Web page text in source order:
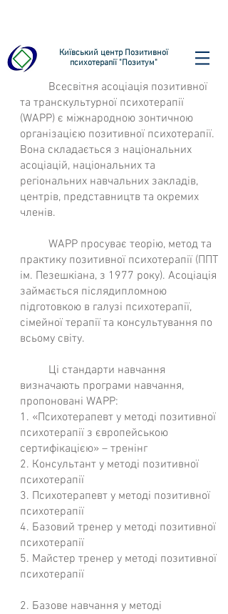
Київський центр Позитивної
психотерапії "Позитум"
Всесвітня асоціація позитивної
та транскультурної психотерапії
(WAPP) є міжнародною зонтичною
організацією позитивної психотерапії.
Вона складається з національних
асоціацій, національних та
регіональних навчальних закладів,
центрів, представництв та окремих
членів.
WAPP просуває теорію, метод та
практику позитивної психотерапії (ППТ
ім. Пезешкіана, з 1977 року). Асоціація
займається післядипломною
підготовкою в галузі психотерапії,
сімейної терапії та консультування по
всьому світу.
Ці стандарти навчання
визначають програми навчання,
пропоновані WAPP:
1. «Психотерапевт у методі позитивної
психотерапії з європейською
сертифікацією» – тренінг
2. Консультант у методі позитивної
психотерапії
3. Психотерапевт у методі позитивної
психотерапії
4. Базовий тренер у методі позитивної
психотерапії
5. Майстер тренер у методі позитивної
психотерапії
2. Базове навчання у методі